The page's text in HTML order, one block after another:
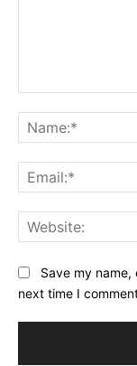
Save my
next time I